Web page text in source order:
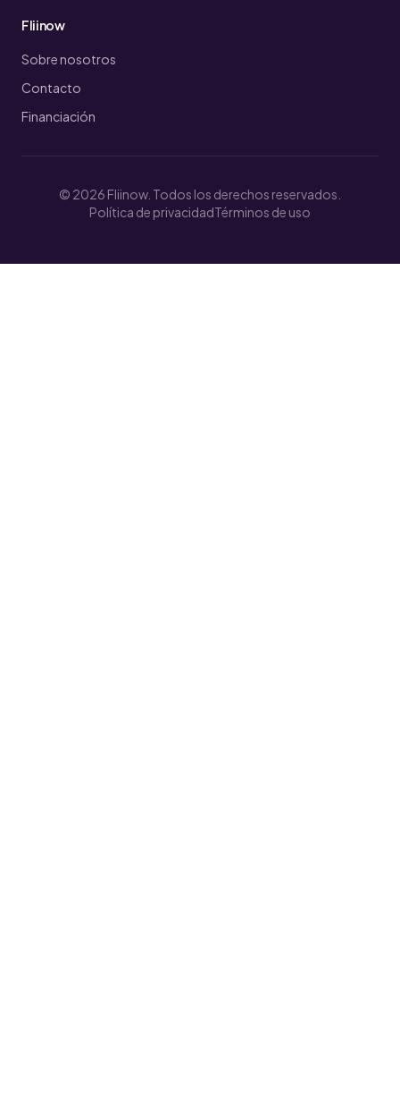
Fliinow
Sobre nosotros
Contacto
Financiación
© 2026 Fliinow. Todos los derechos reservados.
Política de privacidadTérminos de uso